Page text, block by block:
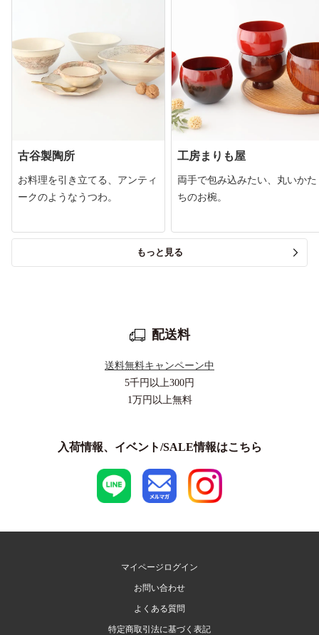
古谷製陶所
お料理を引き立てる、アンティ
ークのようなうつわ。
工房まりも屋
両手で包み込みたい、丸いかた
ちのお椀。
もっと見る
配送料
送料無料キャンペーン中
5千円以上300円
1万円以上無料
入荷情報、イベント/SALE情報はこちら
マイページログイン
お問い合わせ
よくある質問
特定商取引法に基づく表記